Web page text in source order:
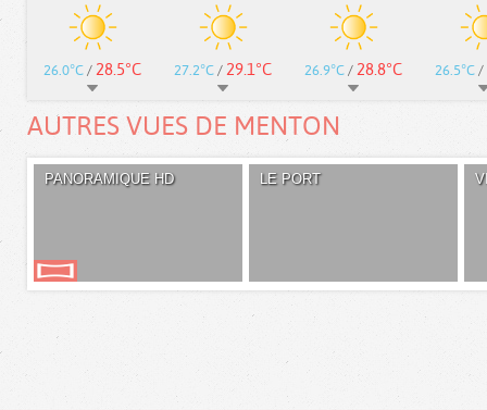
26.0°C / 28.5°C 27.2°C / 29.1°C 26.9°C / 28.8°C 26.5°C /
AUTRES VUES DE MENTON
PANORAMIQUE HD LE PORT